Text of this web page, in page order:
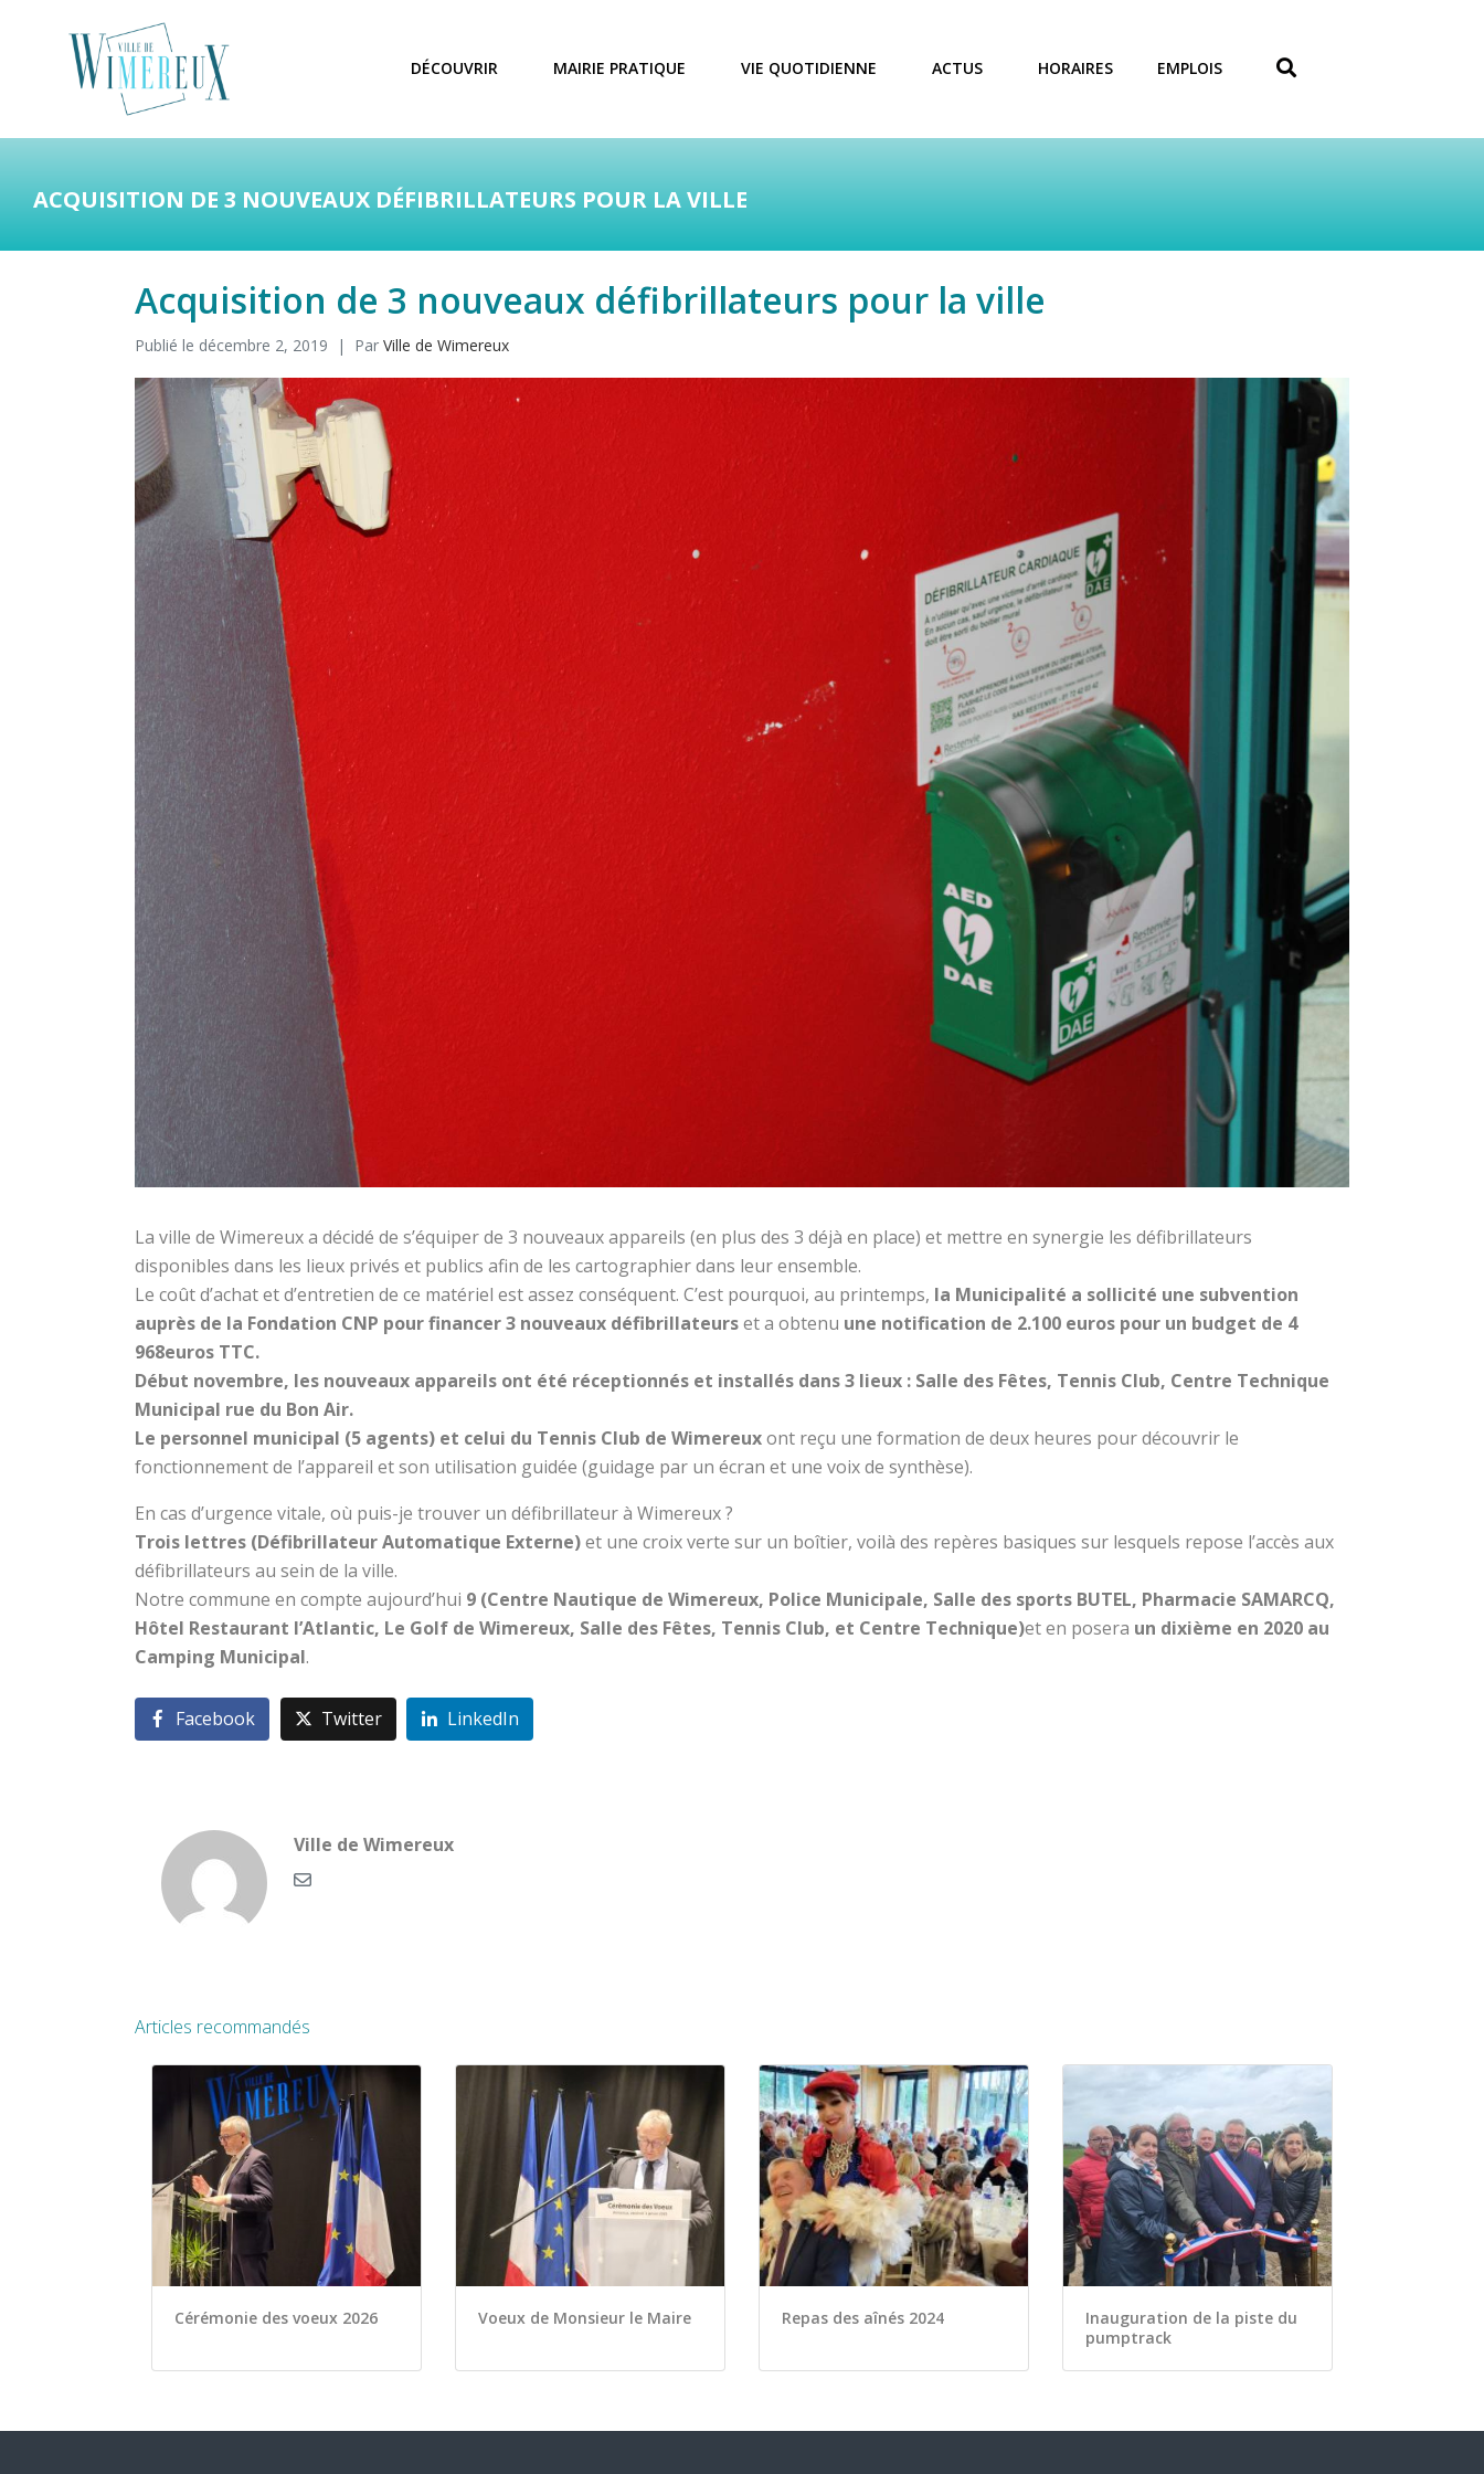
DÉCOUVRIR MAIRIE PRATIQUE VIE QUOTIDIENNE ACTUS HORAIRES EMPLOIS
ACQUISITION DE 3 NOUVEAUX DÉFIBRILLATEURS POUR LA VILLE
Acquisition de 3 nouveaux défibrillateurs pour la ville
Publié le décembre 2, 2019 Par Ville de Wimereux
La ville de Wimereux a décidé de s’équiper de 3 nouveaux appareils (en plus des 3 déjà en place) et mettre en synergie les défibrillateurs
disponibles dans les lieux privés et publics afin de les cartographier dans leur ensemble.
Le coût d’achat et d’entretien de ce matériel est assez conséquent. C’est pourquoi, au printemps, la Municipalité a sollicité une subvention
auprès de la Fondation CNP pour financer 3 nouveaux défibrillateurset a obtenu une notification de 2.100 euros pour un budget de 4
968euros TTC.
Début novembre, les nouveaux appareils ont été réceptionnés et installés dans 3 lieux : Salle des Fêtes, Tennis Club, Centre Technique
Municipal rue du Bon Air.
Le personnel municipal (5 agents) et celui du Tennis Club de Wimereuxont reçu une formation de deux heures pour découvrir le
fonctionnement de l’appareil et son utilisation guidée (guidage par un écran et une voix de synthèse).
En cas d’urgence vitale, où puis-je trouver un défibrillateur à Wimereux ?
Trois lettres (Défibrillateur Automatique Externe)et une croix verte sur un boîtier, voilà des repères basiques sur lesquels repose l’accès aux
défibrillateurs au sein de la ville.
Notre commune en compte aujourd’hui 9 (Centre Nautique de Wimereux, Police Municipale, Salle des sports BUTEL, Pharmacie SAMARCQ,
Hôtel Restaurant l’Atlantic, Le Golf de Wimereux, Salle des Fêtes, Tennis Club, et Centre Technique)et en posera un dixième en 2020 au
Camping Municipal.
Facebook Twitter LinkedIn
Ville de Wimereux
Articles recommandés
Cérémonie des voeux 2026 Voeux de Monsieur le Maire Repas des aînés 2024
Inauguration de la piste du
pumptrack